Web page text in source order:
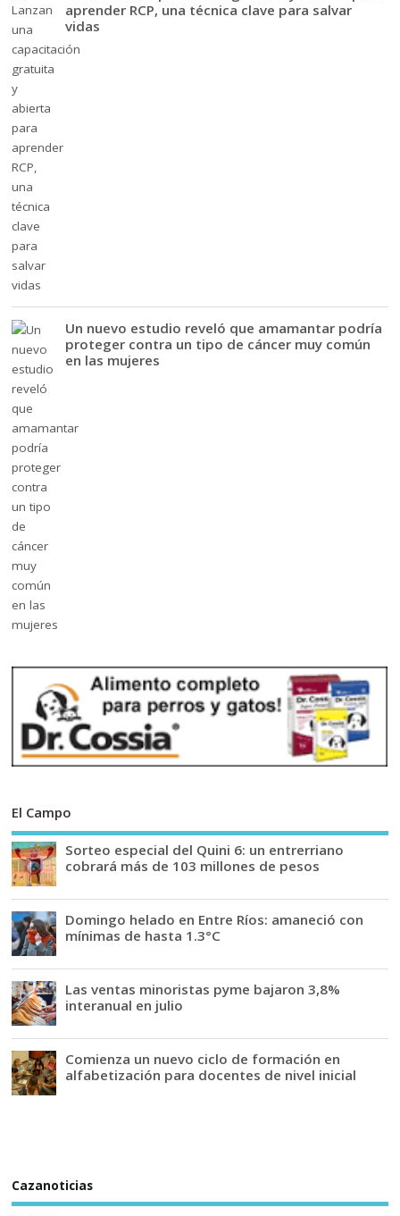
aprender RCP, una técnica clave para salvar
vidas
Un nuevo estudio reveló que amamantar podría
proteger contra un tipo de cáncer muy común
en las mujeres
El Campo
Sorteo especial del Quini 6: un entrerriano
cobrará más de 103 millones de pesos
Domingo helado en Entre Ríos: amaneció con
mínimas de hasta 1.3°C
Las ventas minoristas pyme bajaron 3,8%
interanual en julio
Comienza un nuevo ciclo de formación en
alfabetización para docentes de nivel inicial
Cazanoticias